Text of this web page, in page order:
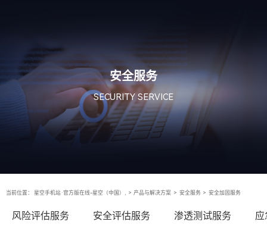
安全服务
SECURITY SERVICE
当前位置： 星空手机站·官方版在线-星空（中国）, > 产品与解决方案 > 安全服务 > 安全加固服务
风险评估服务 安全评估服务 渗透测试服务